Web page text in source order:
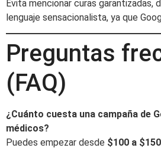
Evita mencionar curas garantizadas,
lenguaje sensacionalista, ya que
Preguntas
(FAQ)
¿Cuánto cuesta una campaña de
médicos?
Puedes empezar desde $100 a